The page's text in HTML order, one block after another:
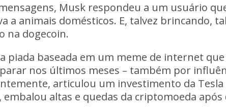
Musk respondeu a um usuário
a animais domésticos. E, talvez brincando,
na dogecoin.
piada baseada em um meme de internet
nos últimos meses – também por
articulou um investimento da Tesla
embalou altas e quedas da criptomoeda